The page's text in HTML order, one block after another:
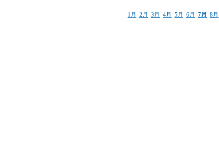
1月 2月 3月 4月 5月 6月 7月 8月